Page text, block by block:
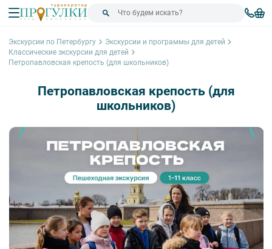
Экскурсии по Петербургу
Экскурсии и программы для детей
Классические экскурсии для детей
Петропавловская крепость (для школьников)
Петропавловская крепость (для
школьников)